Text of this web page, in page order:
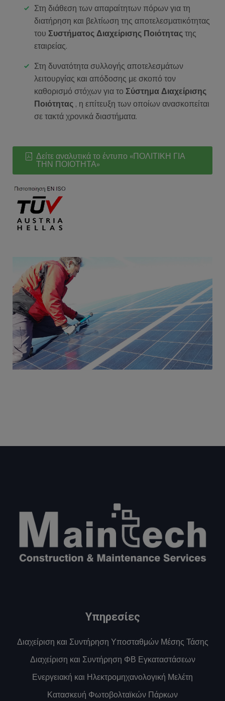
Στη διάθεση των απαραίτητων πόρων για τη
διατήρηση και βελτίωση της αποτελεσματικότητας
του Συστήματος Διαχείρισης Ποιότηταςτης
εταιρείας.
Στη δυνατότητα συλλογής αποτελεσμάτων
λειτουργίας και απόδοσης με σκοπό τον
καθορισμό στόχων για το Σύστημα Διαχείρισης
Ποιότητας , η επίτευξη των οποίων ανασκοπείται
σε τακτά χρονικά διαστήματα.
Δείτε αναλυτικά το έντυπο «ΠΟΛΙΤΙΚΗ ΓΙΑ
ΤΗΝ ΠΟΙΟΤΗΤΑ»
Υπηρεσίες
Διαχείριση και Συντήρηση Υποσταθμών Μέσης Τάσης
Διαχείριση και Συντήρηση ΦΒ Εγκαταστάσεων
Ενεργειακή και Ηλεκτρομηχανολογική Μελέτη
Κατασκευή Φωτοβολταϊκών Πάρκων